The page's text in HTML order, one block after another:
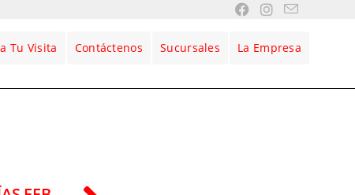
Tu Visita Contáctenos Sucursales La Empresa